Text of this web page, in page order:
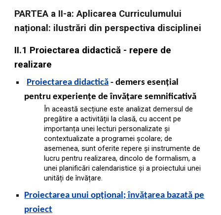
PARTEA a II-a: Aplicarea Curriculumului
național: ilustrări din perspectiva disciplinei
II.1 Proiectarea didactică - repere de
realizare
Proiectarea didactică -demers esențial
pentru experiențe de învățare semnificativă
În această secțiune este analizat demersul de
pregătire a activității la clasă, cu accent pe
importanța unei lecturi personalizate și
contextualizate a programei școlare; de
asemenea, sunt oferite repere și instrumente de
lucru pentru realizarea, dincolo de formalism, a
unei planificări calendaristice și a proiectului unei
unități de învățare.
Proiectarea unui opțional; învățarea bazată pe
proiect